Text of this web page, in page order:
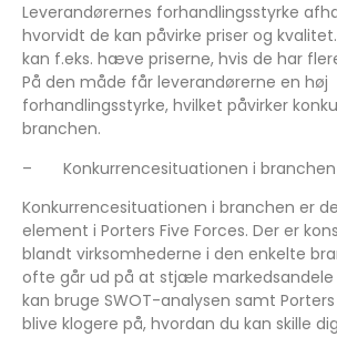
Leverandørernes forhandlingsstyrke
hvorvidt de kan påvirke priser og
kan f.eks. hæve priserne, hvis de har
På den måde får leverandørerne en høj
forhandlingsstyrke, hvilket påvirker
branchen.
–
Konkurrencesituationen i branchen
Konkurrencesituationen i branchen er
element i Porters Five Forces. Der er
blandt virksomhederne i den enkelte
ofte går ud på at stjæle markedsandele
kan bruge SWOT-analysen samt
blive klogere på, hvordan du kan skille